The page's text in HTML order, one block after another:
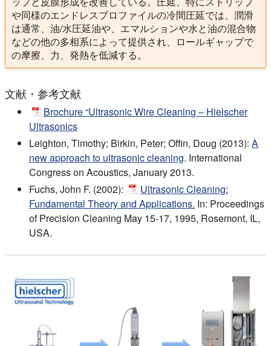
や同様のエンドレスプロファイルの冷間圧延では、潤滑
は通常、油/水圧延油や、エマルションや水と油の混合物
などの他の多相系によって提供され、ロールギャップで
の摩擦、力、発熱を低減する。
文献・参考文献
Brochure “Ultrasonic Wire Cleaning – Hielscher
Ultrasonics
Leighton, Timothy; Birkin, Peter; Offin, Doug (2013): A
new approach to ultrasonic cleaning. International
Congress on Acoustics, January 2013.
Fuchs, John F. (2002):
Ultrasonic Cleaning:
Fundamental Theory and Applications. In: Proceedings
of Precision Cleaning May 15-17, 1995, Rosemont, IL,
USA.